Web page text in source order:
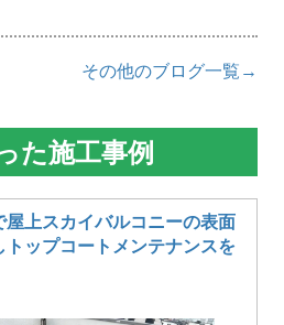
その他のブログ一覧→
た施工事例
屋上スカイバルコニーの表面
トップコートメンテナンスを